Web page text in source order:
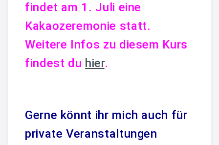
Einzigartige Geschenke
Seelenkraftbilder
Beratung Für Individuelle Raumgestaltung
YOKUMA
Rohkakao Shop
findet am 1. Juli eine
Kakaozeremonie statt.
Weitere Infos zu diesem Kurs
findest du hier.
Gerne könnt ihr mich auch für
private Veranstaltungen